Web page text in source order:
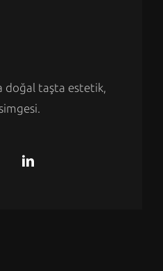
doğal taşta estetik,